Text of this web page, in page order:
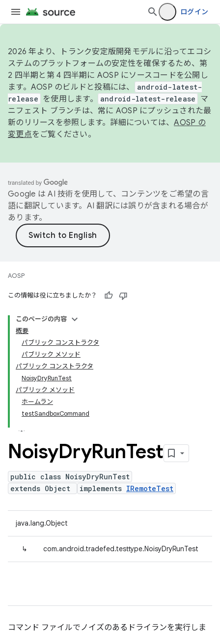
ログイン
2026 年より、トランク安定版開発モデルに沿ってエコシ
ステムのプラットフォームの安定性を確保するため、第
2 四半期と第 4 四半期に AOSP にソースコードを公開し
ます。AOSP のビルドと投稿には、
android-latest-
release
を使用します。 android-latest-release
マ
ニフェスト ブランチは、常に AOSP にプッシュされた最
新のリリースを参照します。詳細については、AOSP の
変更点をご覧ください。
Google は AI 技術を使用して、コンテンツをご希望の言
語に翻訳しています。AI 翻訳には誤りが含まれる場合が
あります。
AOSP
この情報は役に立ちましたか？
このページの内容
概要
パブリック コンストラクタ
パブリック メソッド
パブリック コンストラクタ
NoisyDryRunTest
パブリック メソッド
ホームラン
testSandboxCommand
NoisyDryRunTest
public class NoisyDryRunTest
extends Object
implements IRemoteTest
java.lang.Object
↳ com.android.tradefed.testtype.NoisyDryRunTest
コマンド ファイルでノイズのあるドライランを実行しま